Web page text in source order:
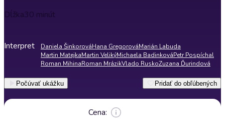
Dĺžka30 minút
Interpret Daniela ŠinkorováHana GregorováMarián Labuda
Martin MatejkaMartin VelikýMichaela BadinkováPetr Pospíchal
Roman MihinaRoman MrázikVlado RuskoZuzana Ďurindová
Počúvať ukážku Pridať do obľúbených
Cena: